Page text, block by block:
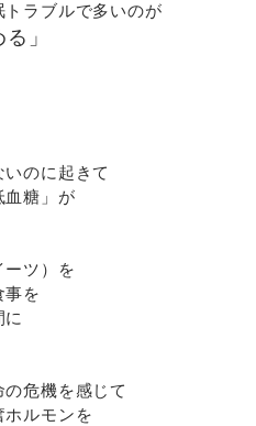
トラブルで多いのが
」
いのに起きて
血糖」が
ーツ）を
事を
危機を感じて
ホルモンを